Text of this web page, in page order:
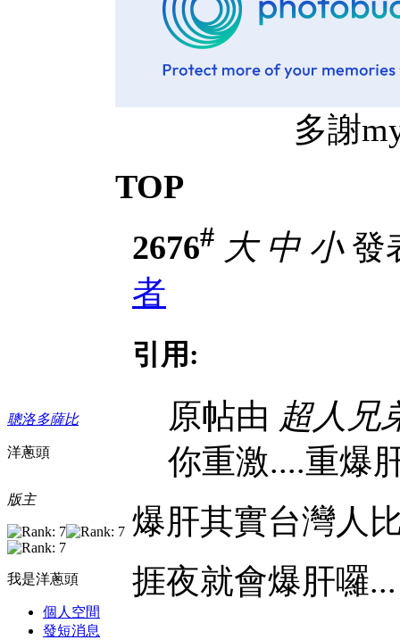
多謝mythz創
TOP
聰洛多薩比
洋蔥頭
版主
我是洋蔥頭
個人空間
發短消息
2676# 大 中 小發
者
引用:
原帖由 超人兄
你重激....重爆
爆肝其實台灣人
捱夜就會爆肝囉...